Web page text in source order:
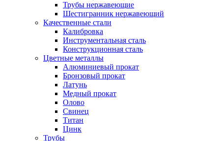
Трубы нержавеющие
Шестигранник нержавеющий
Качественные стали
Калибровка
Инструментальная сталь
Конструкционная сталь
Цветные металлы
Алюминиевый прокат
Бронзовый прокат
Латунь
Медный прокат
Олово
Свинец
Титан
Цинк
Трубы